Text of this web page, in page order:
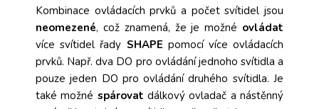
Kombinace ovládacích prvků a počet svítidel jsou
neomezené, což znamená, že je možné ovládat
více svítidel řady SHAPEpomocí více ovládacích
prvků. Např. dva DO pro ovládání jednoho svítidla a
pouze jeden DO pro ovládání druhého svítidla. Je
také možné spárovat dálkový ovladač a nástěnný